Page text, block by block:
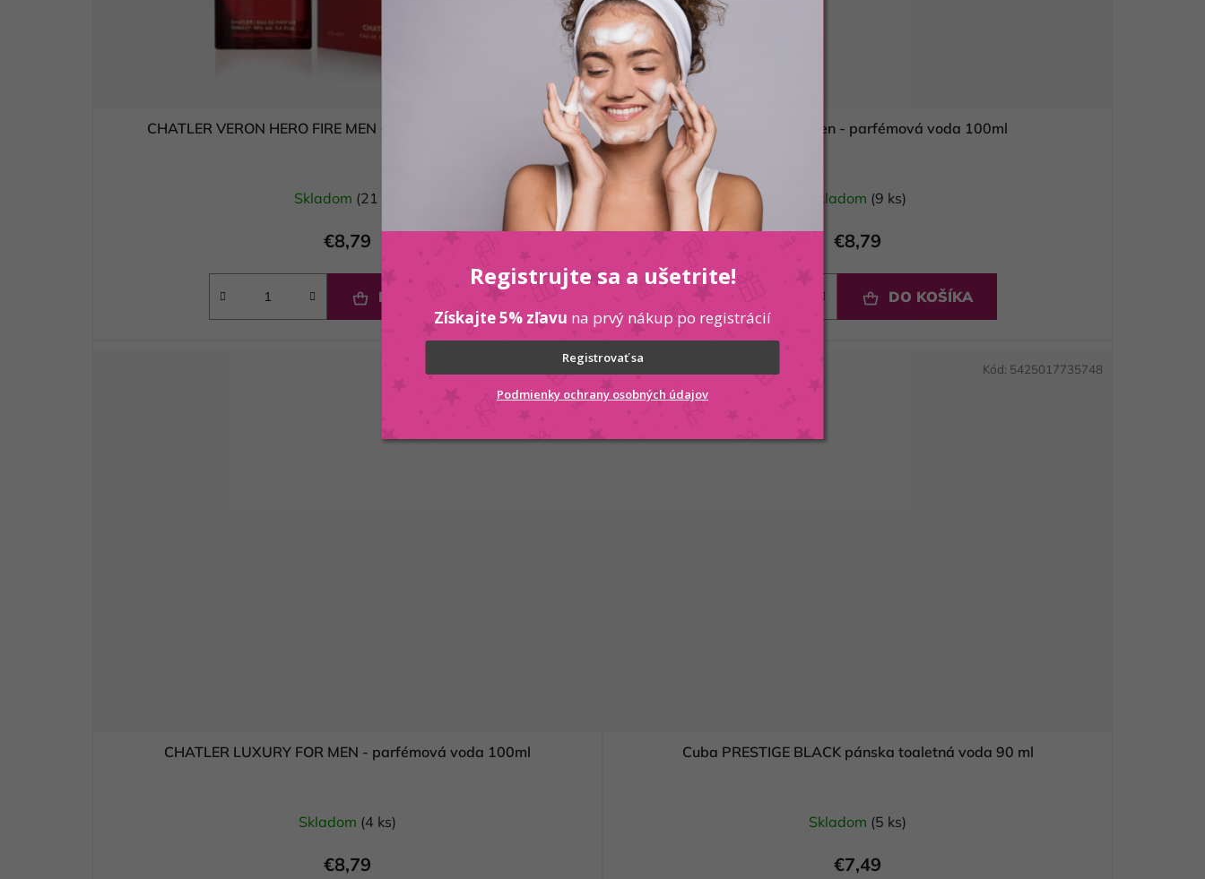
CHATLER VERON HERO FIRE MEN - parfémová voda 100ml
Skladom (21 ks)
€8,79
DO KOŠÍKA
CHATLER 002 Men - parfémová voda 100ml
Skladom (9 ks)
€8,79
DO KOŠÍKA
CHATLER LUXURY FOR MEN - parfémová voda 100ml
Skladom (4 ks)
€8,79
5907569183487
Cuba PRESTIGE BLACK pánska toaletná voda 90 ml
Skladom (5 ks)
€7,49
Kód: 5425017735748
Registrujte sa a ušetrite!
Získajte 5% zľavu na prvý nákup po registrácií
Registrovať sa
Podmienky ochrany osobných údajov